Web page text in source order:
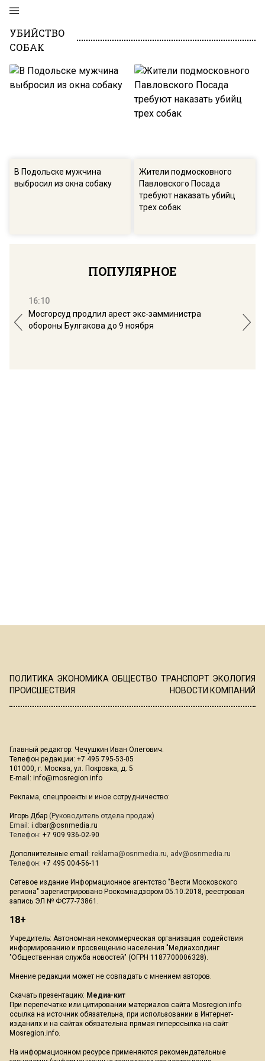
УБИЙСТВО
СОБАК
В Подольске мужчина
выбросил из окна собаку
Жители подмосковного
Павловского Посада
требуют наказать убийц
трех собак
ПОПУЛЯРНОЕ
16:10
Мосгорсуд продлил арест экс-замминистра
обороны Булгакова до 9 ноября
ПОЛИТИКА ЭКОНОМИКА ОБЩЕСТВО ТРАНСПОРТ ЭКОЛОГИЯ
ПРОИСШЕСТВИЯ
НОВОСТИ КОМПАНИЙ
Главный редактор: Чечушкин Иван Олегович.
Телефон редакции: +7 495 795-53-05
101000, г. Москва, ул. Покровка, д. 5
E-mail: info@mosregion.info
Реклама, спецпроекты и иное сотрудничество:
Игорь Дбар (Руководитель отдела продаж)
Email: i.dbar@osnmedia.ru
Телефон: +7 909 936-02-90
Дополнительные email: reklama@osnmedia.ru, adv@osnmedia.ru
Телефон: +7 495 004-56-11
Сетевое издание Информационное агентство "Вести Московского
региона" зарегистрировано Роскомнадзором 05.10.2018, реестровая
запись ЭЛ № ФС77-73861.
18+
Учредитель: Автономная некоммерческая организация содействия
информированию и просвещению населения "Медиахолдинг
"Общественная служба новостей" (ОГРН 1187700006328).
Мнение редакции может не совпадать с мнением авторов.
Скачать презентацию: Медиа-кит
При перепечатке или цитировании материалов сайта Mosregion.info
ссылка на источник обязательна, при использовании в Интернет-
изданиях и на сайтах обязательна прямая гиперссылка на сайт
Mosregion.info.
На информационном ресурсе применяются рекомендательные